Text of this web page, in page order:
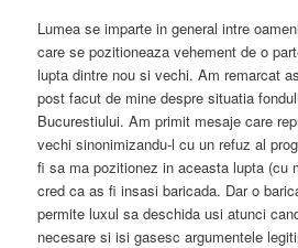
Lumea se imparte in general intre
care se pozitioneaza vehement de o
lupta dintre nou si vechi. Am remarcat
post facut de mine despre situatia
Bucurestiului. Am primit mesaje care
vechi sinonimizandu-l cu un refuz al
fi sa ma pozitionez in aceasta lupta (cu
cred ca as fi insasi baricada. Dar o
permite luxul sa deschida usi atunci
necesare si isi gasesc argumentele